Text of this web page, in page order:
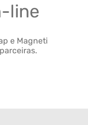
line
e Magneti